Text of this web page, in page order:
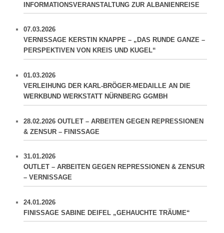
INFORMATIONSVERANSTALTUNG ZUR ALBANIENREISE
07.03.2026
VERNISSAGE KERSTIN KNAPPE – „DAS RUNDE GANZE –
PERSPEKTIVEN VON KREIS UND KUGEL“
01.03.2026
VERLEIHUNG DER KARL-BRÖGER-MEDAILLE AN DIE
WERKBUND WERKSTATT NÜRNBERG GGMBH
28.02.2026 OUTLET – ARBEITEN GEGEN REPRESSIONEN
& ZENSUR – FINISSAGE
31.01.2026
OUTLET – ARBEITEN GEGEN REPRESSIONEN & ZENSUR
– VERNISSAGE
24.01.2026
FINISSAGE SABINE DEIFEL „GEHAUCHTE TRÄUME“